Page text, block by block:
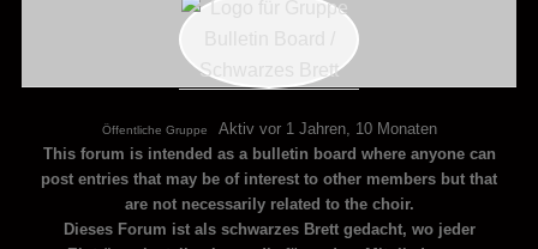
Öffentliche Gruppe
Aktiv vor 1 Jahren, 10 Monaten
This forum is intended as a bulletin board where anyone can
post entries that may be of interest to other members but that
are not necessarily related to the choir.
Dieses Forum ist als schwarzes Brett gedacht, wo jeder